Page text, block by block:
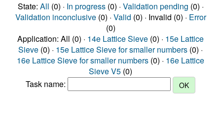
State: All (0) · In progress(0) · Validation pending (0) ·
Validation inconclusive(0) · Valid (0) · Invalid (0) · Error
(0)
Application: All (0) · 14e Lattice Sieve (0) · 15e Lattice
Sieve (0) · 15e Lattice Sieve for smaller numbers (0) ·
16e Lattice Sieve for smaller numbers (0) · 16e Lattice
Sieve V5 (0)
Task name: